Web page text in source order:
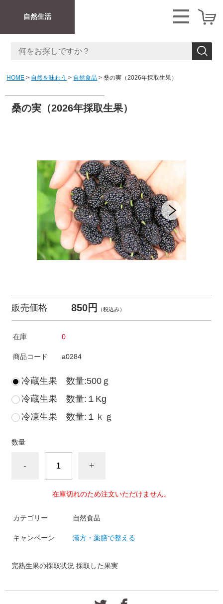
自然生活
HOME 自然を味わう 自然食品 桑の実（2026年採取生果）
桑の実（2026年採取生果）
販売価格 850円 （税込み）
在庫 0
商品コード a0284
冷蔵生果 数量:500ｇ
冷蔵生果 数量:１Kg
冷凍生果 数量:１ｋｇ
数量
- +
在庫切れのため注文いただけません。
カテゴリー 自然食品
キャンペーン 漢方・薬膳で整える
完熟生果の採取状況 採取した果実